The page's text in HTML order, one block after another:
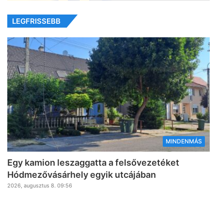
LEGFRISSEBB
MINDENMÁS
Egy kamion leszaggatta a felsővezetéket
Hódmezővásárhely egyik utcájában
2026, augusztus 8. 09:56